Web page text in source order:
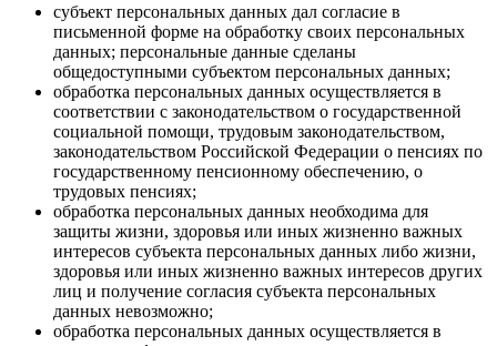
субъект персональных данных дал согласие в
письменной форме на обработку своих персональных
данных; персональные данные сделаны
общедоступными субъектом персональных данных;
обработка персональных данных осуществляется в
соответствии с законодательством о государственной
социальной помощи, трудовым законодательством,
законодательством Российской Федерации о пенсиях по
государственному пенсионному обеспечению, о
трудовых пенсиях;
обработка персональных данных необходима для
защиты жизни, здоровья или иных жизненно важных
интересов субъекта персональных данных либо жизни,
здоровья или иных жизненно важных интересов других
лиц и получение согласия субъекта персональных
данных невозможно;
обработка персональных данных осуществляется в